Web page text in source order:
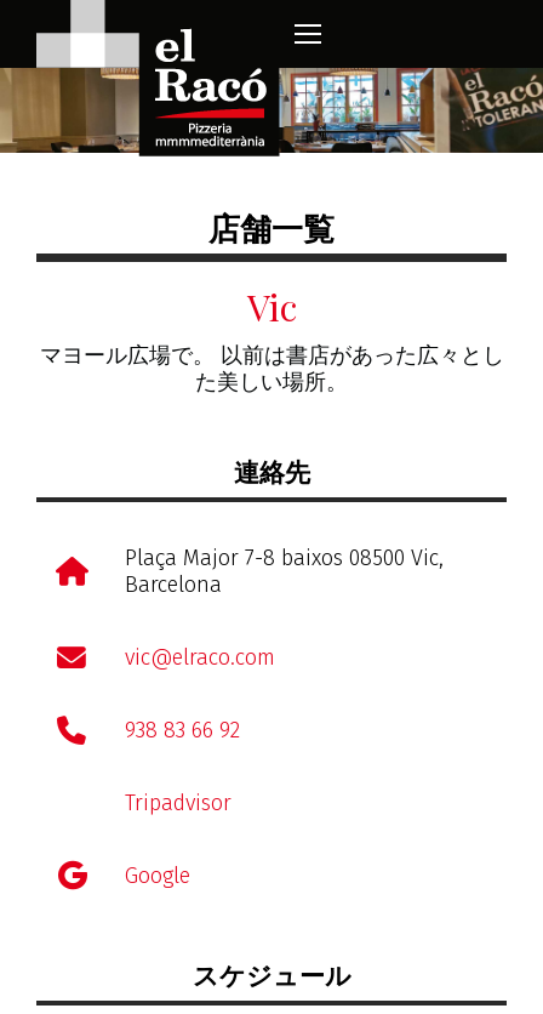
店舗一覧
Vic
マヨール広場で。 以前は書店があった広々とし
た美しい場所。
連絡先
Plaça Major 7-8 baixos 08500 Vic,
Barcelona
vic@elraco.com
938 83 66 92
Tripadvisor
Google
スケジュール